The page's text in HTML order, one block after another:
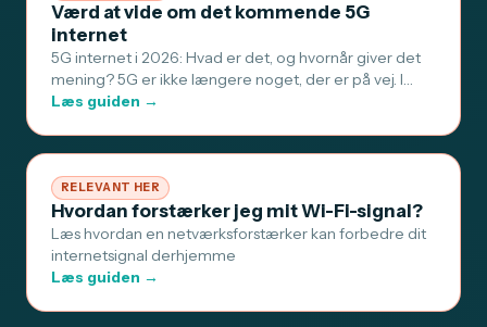
Værd at vide om det kommende 5G
internet
5G internet i 2026: Hvad er det, og hvornår giver det
mening? 5G er ikke længere noget, der er på vej. I…
Læs guiden →
RELEVANT HER
Hvordan forstærker jeg mit Wi-Fi-signal?
Læs hvordan en netværksforstærker kan forbedre dit
internetsignal derhjemme
Læs guiden →